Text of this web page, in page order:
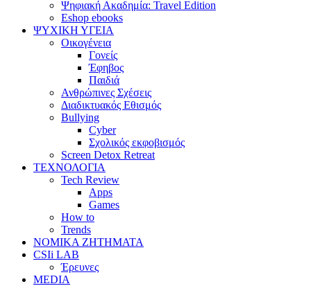
Ψηφιακή Ακαδημία: Travel Edition
Eshop ebooks
ΨΥΧΙΚΗ ΥΓΕΙΑ
Οικογένεια
Γονείς
Έφηβος
Παιδιά
Ανθρώπινες Σχέσεις
Διαδικτυακός Εθισμός
Bullying
Cyber
Σχολικός εκφοβισμός
Screen Detox Retreat
ΤΕΧΝΟΛΟΓΙΑ
Tech Review
Apps
Games
How to
Trends
ΝΟΜΙΚΑ ΖΗΤΗΜΑΤΑ
CSIi LAB
Έρευνες
MEDIA